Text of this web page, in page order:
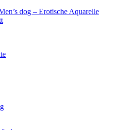
dog – Erotische Aquarelle